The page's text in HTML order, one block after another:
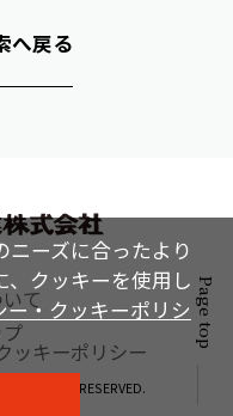
ーズに合ったより
、クッキーを使用し
・クッキーポリシ
へ戻る
Page top
て
ッキーポリシー
RIGHTS RESERVED.